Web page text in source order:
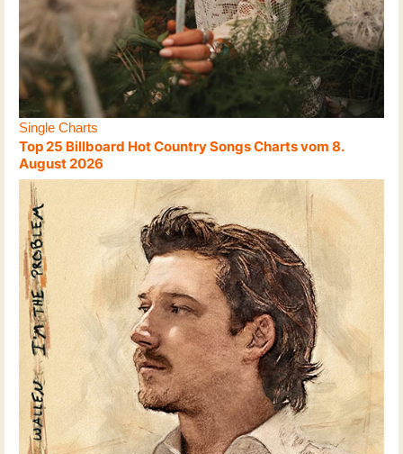
Single Charts
Top 25 Billboard Hot Country Songs Charts vom 8.
August 2026